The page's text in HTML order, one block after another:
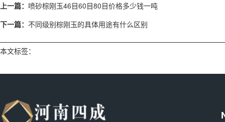
上一篇： 喷砂棕刚玉46目60目80目价格多少钱一吨
下一篇： 不同级别棕刚玉的具体用途有什么区别
本文标签：